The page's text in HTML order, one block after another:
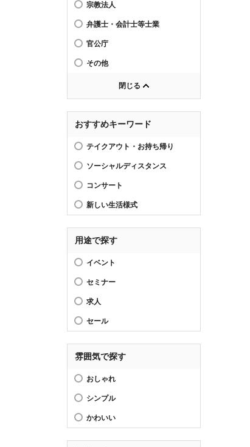
宗教法人
弁護士・会計士等士業
官公庁
その他
閉じる
おすすめキーワード
テイクアウト・お持ち帰り
ソーシャルディスタンス
コンサート
新しい生活様式
用途で探す
イベント
セミナー
求人
セール
雰囲気で探す
おしゃれ
シンプル
かわいい